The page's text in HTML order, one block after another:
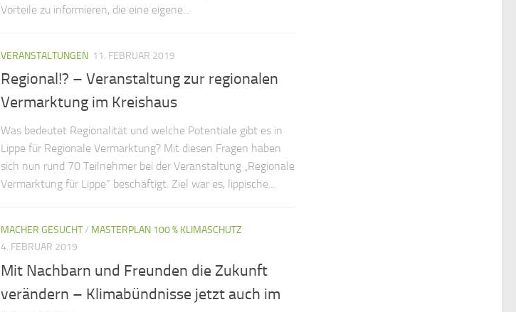
Vorteile zu informieren, die eine eigene...
VERANSTALTUNGEN 11. FEBRUAR 2019
Regional!? – Veranstaltung zur regionalen
Vermarktung im Kreishaus
Was bedeutet Regionalität und welche Potentiale gibt es in
Lippe für Regionale Vermarktung? Mit diesen Fragen haben
sich nun rund 70 Teilnehmer bei der Veranstaltung „Regionale
Vermarktung für Lippe“ beschäftigt. Ziel war es, lippische...
MACHER GESUCHT/ MASTERPLAN 100 % KLIMASCHUTZ
4. FEBRUAR 2019
Mit Nachbarn und Freunden die Zukunft
verändern – Klimabündnisse jetzt auch im